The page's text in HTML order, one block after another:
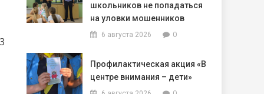
школьников не попадаться
на уловки мошенников
6 августа 2026 0
Профилактическая акция «В
центре внимания – дети»